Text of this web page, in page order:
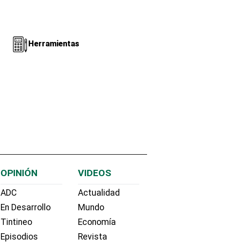
Herramientas
OPINIÓN
ADC
En Desarrollo
Tintineo
Episodios
VIDEOS
Actualidad
Mundo
Economía
Revista